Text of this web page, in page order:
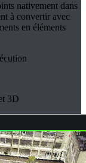
nativement dans
à convertir avec
en éléments
3D